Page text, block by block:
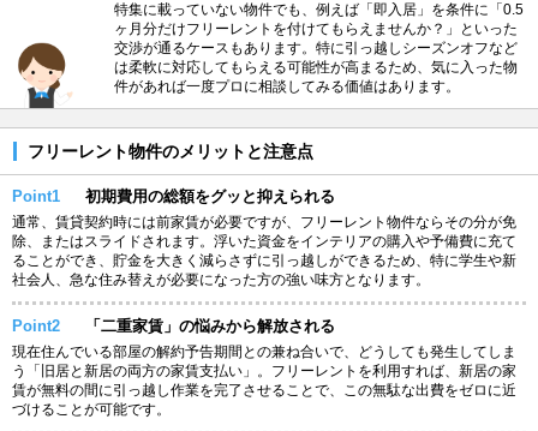
特集に載っていない物件でも、例えば「即入居」を条件に「0.5
ヶ月分だけフリーレントを付けてもらえませんか？」といった
交渉が通るケースもあります。特に引っ越しシーズンオフなど
は柔軟に対応してもらえる可能性が高まるため、気に入った物
件があれば一度プロに相談してみる価値はあります。
フリーレント物件のメリットと注意点
Point1 初期費用の総額をグッと抑えられる
通常、賃貸契約時には前家賃が必要ですが、フリーレント物件ならその分が免
除、またはスライドされます。浮いた資金をインテリアの購入や予備費に充て
ることができ、貯金を大きく減らさずに引っ越しができるため、特に学生や新
社会人、急な住み替えが必要になった方の強い味方となります。
Point2 「二重家賃」の悩みから解放される
現在住んでいる部屋の解約予告期間との兼ね合いで、どうしても発生してしま
う「旧居と新居の両方の家賃支払い」。フリーレントを利用すれば、新居の家
賃が無料の間に引っ越し作業を完了させることで、この無駄な出費をゼロに近
づけることが可能です。